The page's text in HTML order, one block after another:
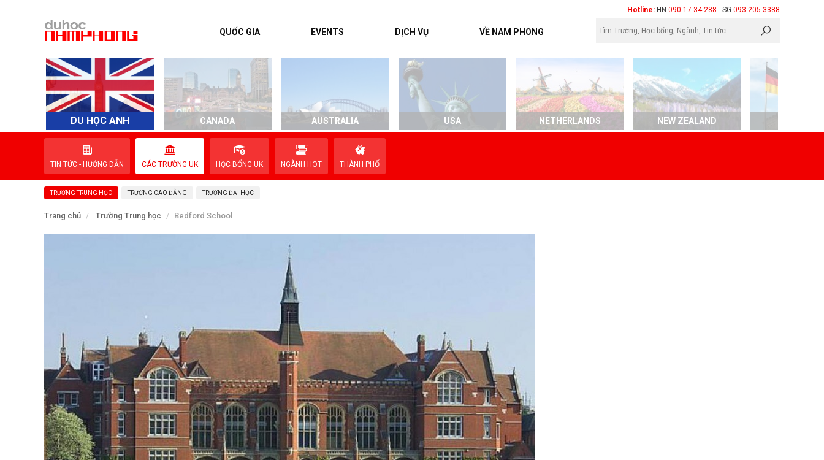
Hotline: HN 090 17 34 288 - SG 093 205 3388
QUỐC GIA EVENTS DỊCH VỤ VỀ NAM PHONG
DU HỌC ANH CANADA AUSTRALIA USA NETHERLANDS NEW ZEALAND
TIN TỨC - HƯỚNG DẪN CÁC TRƯỜNG UK HỌC BỔNG UK NGÀNH HOT THÀNH PHỐ
TRƯỜNG TRUNG HỌC TRƯỜNG CAO ĐẲNG TRƯỜNG ĐẠI HỌC
Trang chủ Trường Trung học Bedford School
TRANG CHỦ
QUỐC GIA
EVENTS
LIÊN HỆ